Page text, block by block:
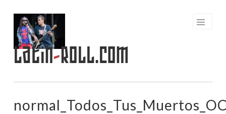
Saltar
al
contenido
Latin-Roll.com